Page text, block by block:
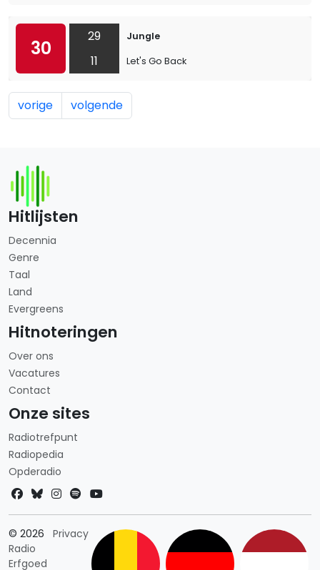
30
29
11
Jungle
Let's Go Back
vorige volgende
Hitlijsten
Decennia
Genre
Taal
Land
Evergreens
Hitnoteringen
Over ons
Vacatures
Contact
Onze sites
Radiotrefpunt
Radiopedia
Opderadio
© 2026
Radio
Erfgoed
PrivacyLandkeuze